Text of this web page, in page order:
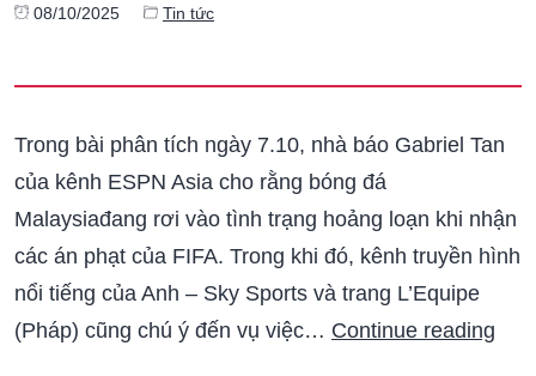
08/10/2025 Tin tức
Trong bài phân tích ngày 7.10, nhà báo Gabriel Tan
của kênh ESPN Asia cho rằng bóng đá
Malaysiađang rơi vào tình trạng hoảng loạn khi nhận
các án phạt của FIFA. Trong khi đó, kênh truyền hình
nổi tiếng của Anh – Sky Sports và trang L’Equipe
(Pháp) cũng chú ý đến vụ việc… Continue reading